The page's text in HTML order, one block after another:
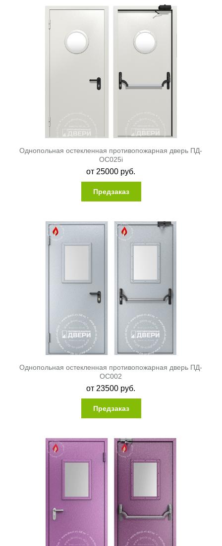
Однопольная остекленная противопожарная дверь ПД-
ОС025i
от 25000 руб.
Предзаказ
Однопольная остекленная противопожарная дверь ПД-
ОС002
от 23500 руб.
Предзаказ